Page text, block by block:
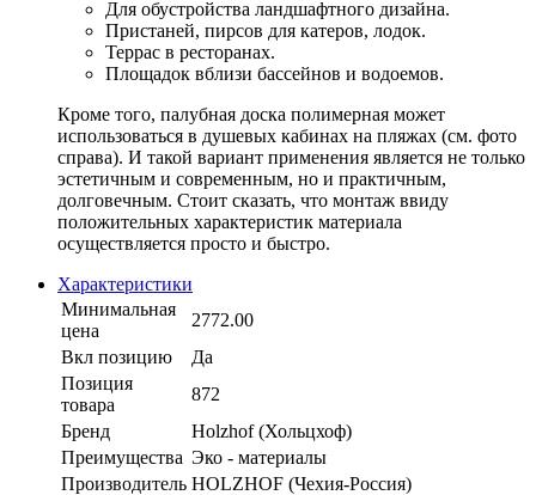
Для обустройства ландшафтного дизайна.
Пристаней, пирсов для катеров, лодок.
Террас в ресторанах.
Площадок вблизи бассейнов и водоемов.
Кроме того, палубная доска полимерная может
использоваться в душевых кабинах на пляжах (см. фото
справа). И такой вариант применения является не только
эстетичным и современным, но и практичным,
долговечным. Стоит сказать, что монтаж ввиду
положительных характеристик материала
осуществляется просто и быстро.
Характеристики
Минимальная
цена
2772.00
Вкл позицию
Да
Позиция
товара
872
Бренд
Holzhof (Хольцхоф)
Преимущества Эко - материалы
Производитель HOLZHOF (Чехия-Россия)